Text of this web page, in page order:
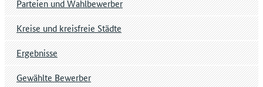
Parteien und Wahlbewerber
Kreise und kreisfreie Städte
Ergebnisse
Gewählte Bewerber